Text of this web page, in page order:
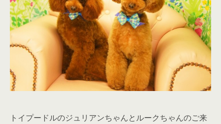
トイプードルのジュリアンちゃんとルークちゃんのご来